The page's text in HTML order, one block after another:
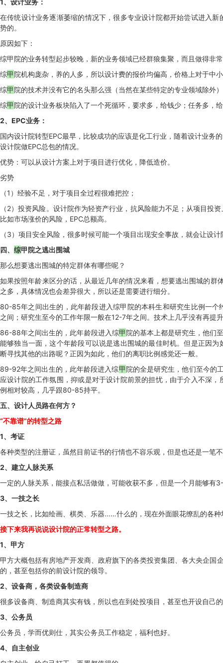
1、设计业务：
在传统设计业务逐渐萎缩的情况下，很多专业设计院都开始尝试进入
势的。
原因如下：
综甲院的业务转型起步较晚，新的业务领域已经群狼集聚，而且做得非
综甲院机构庞杂，养的人多，所以设计费的报价均偏高，价格上对于中
综甲院的技术并没有它的名头那么强（当然在某些特定的专业领域除外
综甲院的设计业务板块陷入了一个死循环，要求多，给钱少；任务多，
2、EPC业务：
国内设计院转型EPC最早，比较成功的应该是化工行业，随着设计业务
设计院做EPC总包的情况。
优势：可以从设计方案上对于项目进行优化，降低造价。
劣势
（1）经验不足，对于项目全过程很难把控；
（2）投资风险。设计院作为轻资产行业，抗风险能力不足；从项目投
比如市场涨价的风险，EPC总额高。
（3）项目安全风险，很多时候可能一个项目出现安全事故，就会让设
四、 综甲院之逃出围城
那么想要逃出围城的特定群体有哪些呢？
如果按照年龄来区分的话，从最近几年的情况来看，想要逃出围城的
之多，具体情况也会差异很大，所以还是需要进行细分。
80-85年之间出生的，此年龄段进入综甲院的本科生和研究生比例一
之间；研究生至今的工作年限一般在12-7年之间。技术上几乎没有再提
86-88年之间出生的，此年龄段进入综甲院的基本上都是研究生，他们
能够独当一面，这个年龄段可以说是逃出围城的最佳时机。但是正因
断寻找其他的出路呢？正因为如此，他们的离职比例感觉还一般。
89-92年之间出生的，此年龄段进入综甲院的全是研究生，他们至今的
应设计院的工作氛围，抑或是对于设计院前景的担忧，由于介入不深
例相对较高，几乎跟80-85持平。
五、 设计人员路在何方？
“不靠谱”的转型之路
1、考证
各种类型的注册证，虽然目前证书的行情也不容乐观，但是也还是一笔
2、建立人脉关系
一定的人脉关系，能接点私活做做，可能收获不多，但是一个月能够有
3、一技之长
一技之长，比如绘画、棋类、乐器……什么的，现在外面眼花缭乱的各
接下来我再说说设计院的正常转型之路。
1、甲方
甲方大概包括有房地产开发商、政府旗下的各类投资集团、各大央企
的，甚至包括你的前设计院的领导。
2、设备商，各类设备制造商
很多设备商、制造商其实有钱，所以也在到处投项目，甚至也开设自己
3、公务员
公务员，学而优则仕，其实公务员工作稳定，福利也好。
4、自主创业